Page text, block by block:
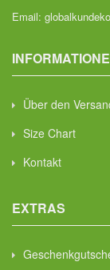
Email:
Über den
Size Chart
Kontakt
EXTRAS